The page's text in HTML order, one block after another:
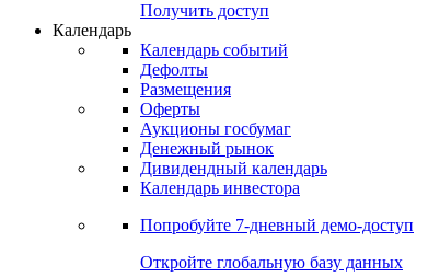
Получить доступ
Календарь
Календарь событий
Дефолты
Размещения
Оферты
Аукционы госбумаг
Денежный рынок
Дивидендный календарь
Календарь инвестора
Попробуйте 7-дневный демо-доступ
Откройте глобальную базу данных